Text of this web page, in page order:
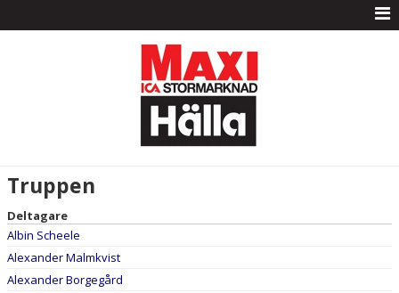
TRUPPEN
BILDGALLERI
DOKUMENT
Truppen
Deltagare
Albin Scheele
Alexander Malmkvist
Alexander Borgegård